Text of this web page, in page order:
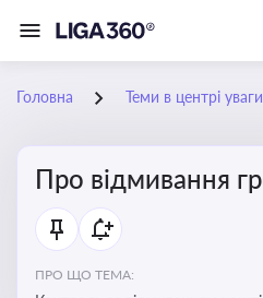
Головна Теми в центрі уваги
Про відмивання
ПРО ЩО ТЕМА: